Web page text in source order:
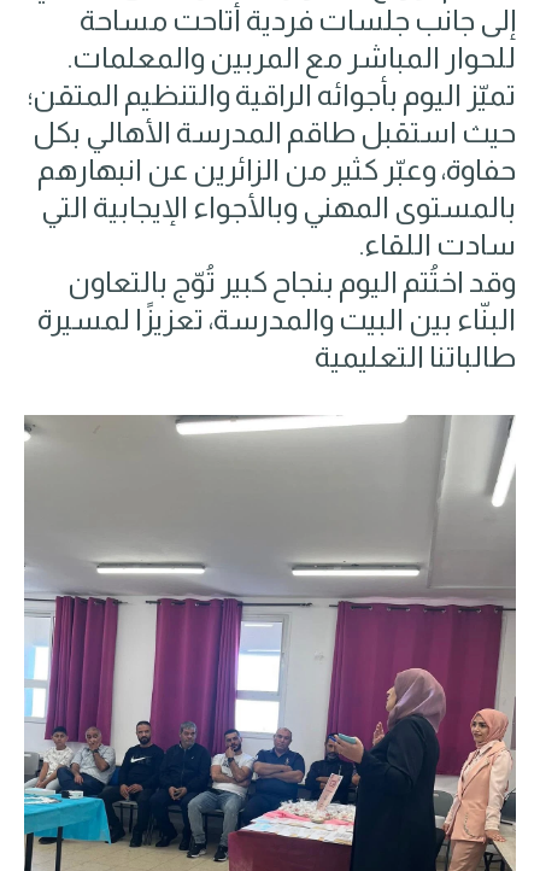
إلى جانب جلسات فردية أتاحت مساحة
للحوار المباشر مع المربين والمعلمات.
تميّز اليوم بأجوائه الراقية والتنظيم المتقن؛
حيث استقبل طاقم المدرسة الأهالي بكل
حفاوة، وعبّر كثير من الزائرين عن انبهارهم
بالمستوى المهني وبالأجواء الإيجابية التي
سادت اللقاء.
وقد اختُتم اليوم بنجاح كبير تُوّج بالتعاون
البنّاء بين البيت والمدرسة، تعزيزًا لمسيرة
طالباتنا التعليمية